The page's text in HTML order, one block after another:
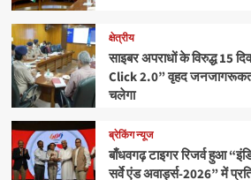
क्षेत्रीय
साइबर अपराधों के विरुद्ध 15
Click 2.0” वृहद
चलेगा
ब्रेकिंग न्यूज
बाँधवगढ़ टाइगर रिजर्व हुआ
सर्वे एंड अवार्ड्स-2026” में